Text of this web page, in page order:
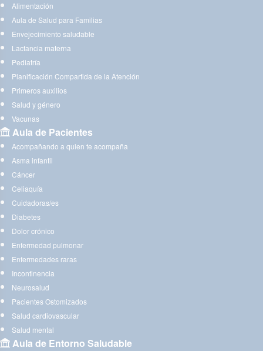
Alimentación
Aula de Salud para Familias
Envejecimiento saludable
Lactancia materna
Pediatría
Planificación Compartida de la Atención
Primeros auxilios
Salud y género
Vacunas
Aula de Pacientes
Acompañando a quien te acompaña
Asma infantil
Cáncer
Celiaquía
Cuidadoras/es
Diabetes
Dolor crónico
Enfermedad pulmonar
Enfermedades raras
Incontinencia
Neurosalud
Pacientes Ostomizados
Salud cardiovascular
Salud mental
Aula de Entorno Saludable